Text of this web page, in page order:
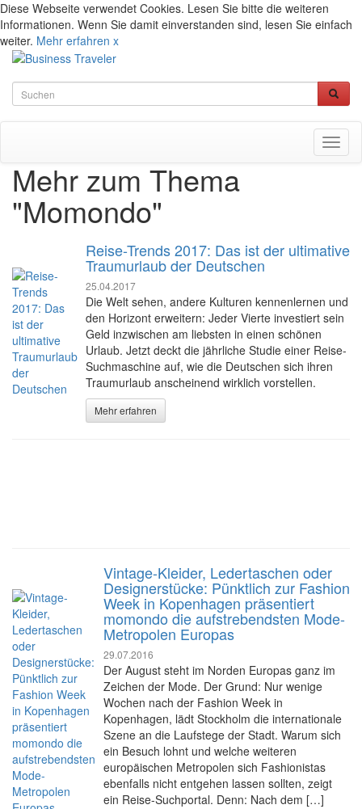
Diese Webseite verwendet Cookies. Lesen Sie bitte die weiteren
Informationen. Wenn Sie damit einverstanden sind, lesen Sie einfach
weiter. Mehr erfahren x
Mehr zum Thema
"Momondo"
Reise-Trends 2017: Das ist der ultimative
Traumurlaub der Deutschen
25.04.2017
Die Welt sehen, andere Kulturen kennenlernen und
den Horizont erweitern: Jeder Vierte investiert sein
Geld inzwischen am liebsten in einen schönen
Urlaub. Jetzt deckt die jährliche Studie einer Reise-
Suchmaschine auf, wie die Deutschen sich ihren
Traumurlaub anscheinend wirklich vorstellen.
Mehr erfahren
Vintage-Kleider, Ledertaschen oder
Designerstücke: Pünktlich zur Fashion
Week in Kopenhagen präsentiert
momondo die aufstrebendsten Mode-
Metropolen Europas
29.07.2016
Der August steht im Norden Europas ganz im
Zeichen der Mode. Der Grund: Nur wenige
Wochen nach der Fashion Week in
Kopenhagen, lädt Stockholm die internationale
Szene an die Laufstege der Stadt. Warum sich
ein Besuch lohnt und welche weiteren
europäischen Metropolen sich Fashionistas
ebenfalls nicht entgehen lassen sollten, zeigt
ein Reise-Suchportal. Denn: Nach dem […]